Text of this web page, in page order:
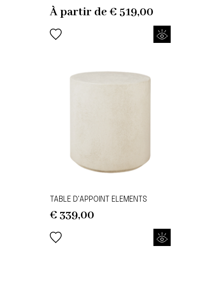
À partir de€ 519,00
TABLE D'APPOINT ELEMENTS
€ 339,00